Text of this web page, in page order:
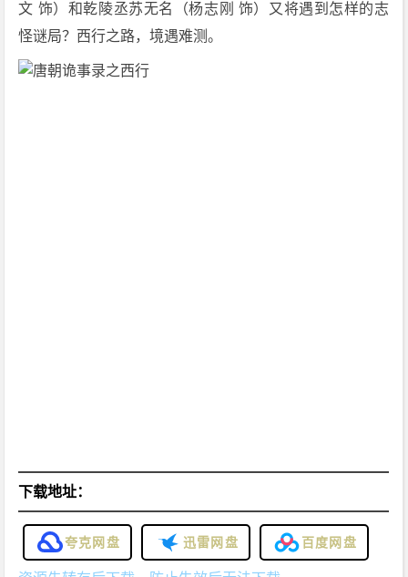
装]
文 饰）和乾陵丞苏无名（杨志刚 饰）又将遇到怎样的志
怪谜局？西行之路，境遇难测。
下载地址：
夸克网盘 迅雷网盘 百度网盘